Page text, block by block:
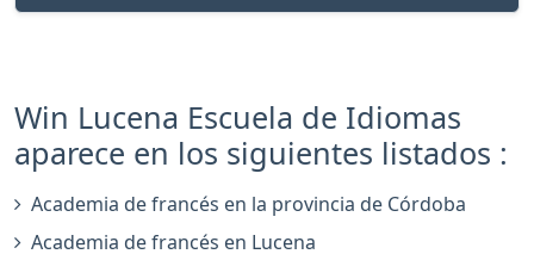
Win Lucena Escuela de Idiomas
aparece en los siguientes listados :
Academia de francés en la provincia de Córdoba
Academia de francés en Lucena